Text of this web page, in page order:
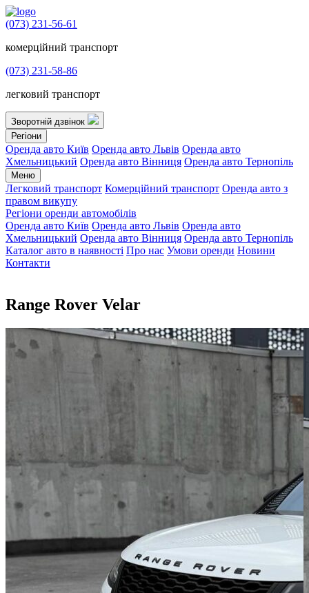
(073) 231-56-61
комерційний транспорт
(073) 231-58-86
легковий транспорт
Зворотній дзвінок
Регіони
Оренда авто Київ Оренда авто Львів Оренда авто
Хмельницький Оренда авто Вінниця Оренда авто Тернопіль
Меню
Легковий транспорт Комерційний транспорт Оренда авто з
правом викупу
Регіони оренди автомобілів
Оренда авто Київ Оренда авто Львів Оренда авто
Хмельницький Оренда авто Вінниця Оренда авто Тернопіль
Каталог авто в наявності Про нас Умови оренди Новини
Контакти
Range Rover Velar